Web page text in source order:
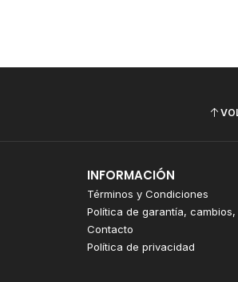
INFORMACIÓN
Términos y Condiciones
Política de garantía,
Contacto
Política de privacidad